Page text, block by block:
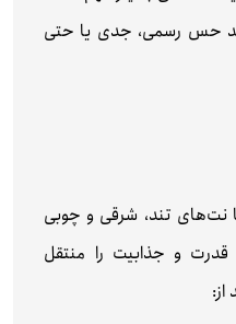
حس رسمی، جدی یا حتی
نت‌های تند، شرقی و چوبی
و جذابیت را منتقل